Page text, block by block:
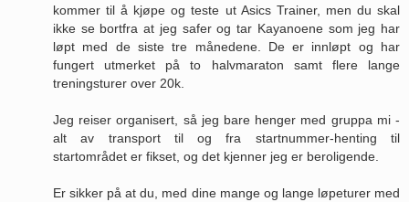
kommer til å kjøpe og teste ut Asics Trainer, men du skal
ikke se bortfra at jeg safer og tar Kayanoene som jeg har
løpt med de siste tre månedene. De er innløpt og har
fungert utmerket på to halvmaraton samt flere lange
treningsturer over 20k.
Jeg reiser organisert, så jeg bare henger med gruppa mi -
alt av transport til og fra startnummer-henting til
startområdet er fikset, og det kjenner jeg er beroligende.
Er sikker på at du, med dine mange og lange løpeturer med